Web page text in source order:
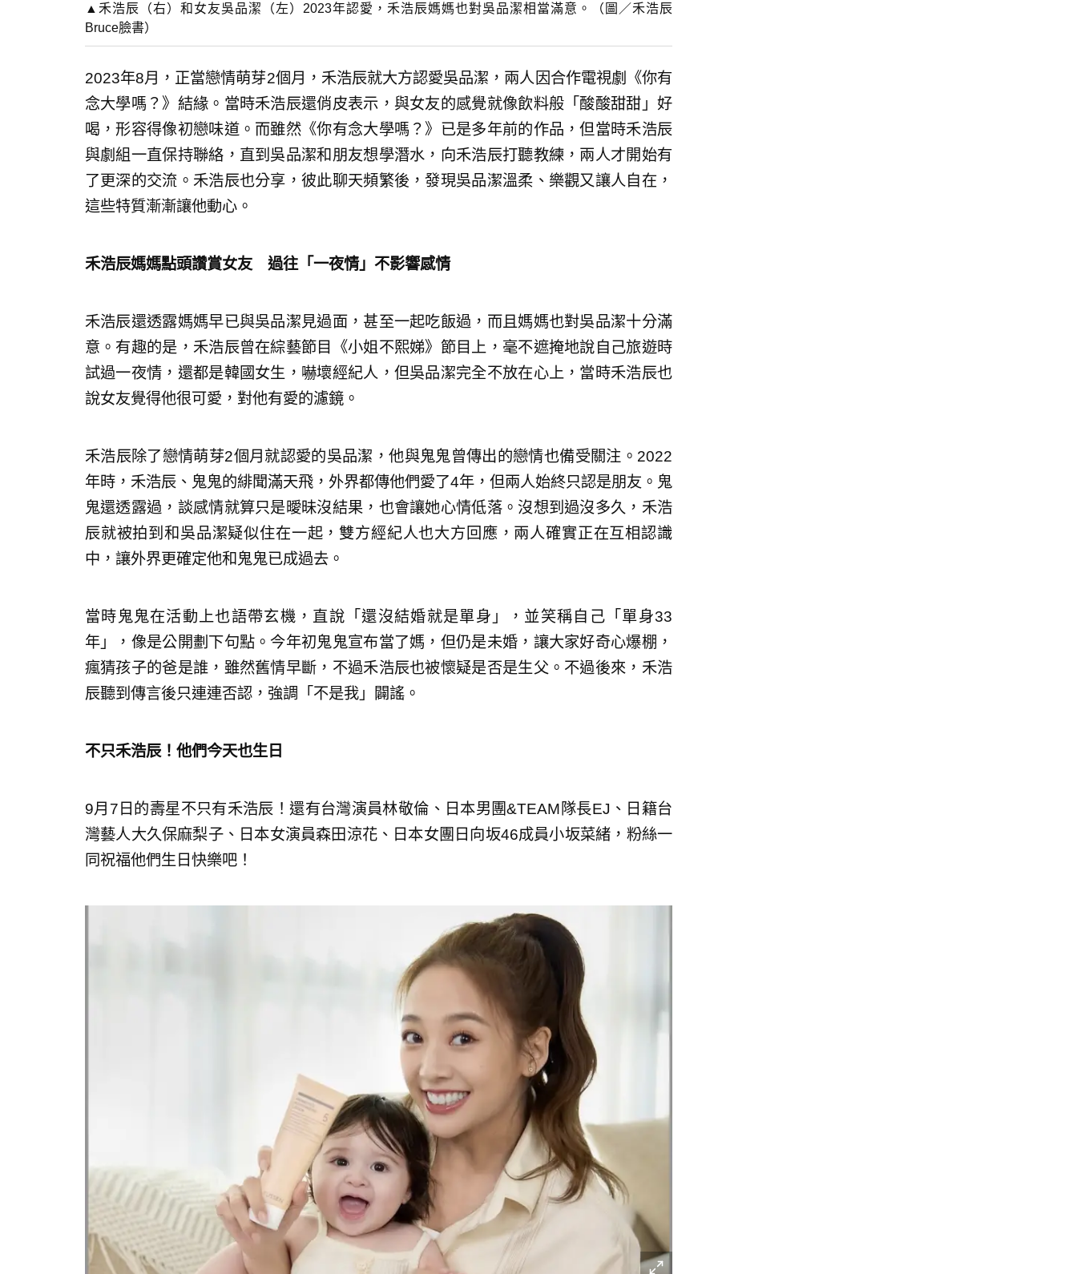
▲禾浩辰（右）和女友吳品潔（左）2023年認愛，禾浩辰媽媽也對吳品潔相當滿意。（圖／禾浩辰
Bruce臉書）
2023年8月，正當戀情萌芽2個月，禾浩辰就大方認愛吳品潔，兩人因合作電視劇《你有
念大學嗎？》結緣。當時禾浩辰還俏皮表示，與女友的感覺就像飲料般「酸酸甜甜」好
喝，形容得像初戀味道。而雖然《你有念大學嗎？》已是多年前的作品，但當時禾浩辰
與劇組一直保持聯絡，直到吳品潔和朋友想學潛水，向禾浩辰打聽教練，兩人才開始有
了更深的交流。禾浩辰也分享，彼此聊天頻繁後，發現吳品潔溫柔、樂觀又讓人自在，
這些特質漸漸讓他動心。
禾浩辰媽媽點頭讚賞女友 過往「一夜情」不影響感情
禾浩辰還透露媽媽早已與吳品潔見過面，甚至一起吃飯過，而且媽媽也對吳品潔十分滿
意。有趣的是，禾浩辰曾在綜藝節目《小姐不熙娣》節目上，毫不遮掩地說自己旅遊時
試過一夜情，還都是韓國女生，嚇壞經紀人，但吳品潔完全不放在心上，當時禾浩辰也
說女友覺得他很可愛，對他有愛的濾鏡。
禾浩辰除了戀情萌芽2個月就認愛的吳品潔，他與鬼鬼曾傳出的戀情也備受關注。2022
年時，禾浩辰、鬼鬼的緋聞滿天飛，外界都傳他們愛了4年，但兩人始終只認是朋友。鬼
鬼還透露過，談感情就算只是曖昧沒結果，也會讓她心情低落。沒想到過沒多久，禾浩
辰就被拍到和吳品潔疑似住在一起，雙方經紀人也大方回應，兩人確實正在互相認識
中，讓外界更確定他和鬼鬼已成過去。
當時鬼鬼在活動上也語帶玄機，直說「還沒結婚就是單身」，並笑稱自己「單身33
年」，像是公開劃下句點。今年初鬼鬼宣布當了媽，但仍是未婚，讓大家好奇心爆棚，
瘋猜孩子的爸是誰，雖然舊情早斷，不過禾浩辰也被懷疑是否是生父。不過後來，禾浩
辰聽到傳言後只連連否認，強調「不是我」闢謠。
不只禾浩辰！他們今天也生日
9月7日的壽星不只有禾浩辰！還有台灣演員林敬倫、日本男團&TEAM隊長EJ​​、日籍台
灣藝人大久保麻梨子、日本女演員森田涼花、日本女團日向坂46成員小坂菜緒，粉絲一
同祝福他們生日快樂吧！